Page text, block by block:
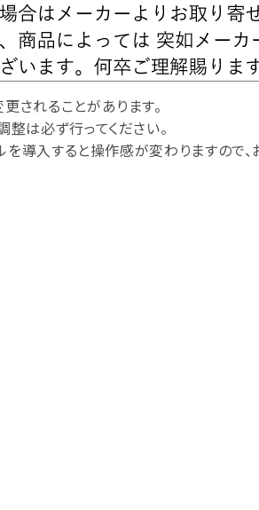
されることがあります。
は必ず行ってください。
を導入すると操作感が変わりますので、